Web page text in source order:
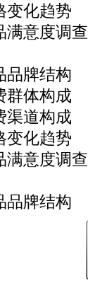
趋势
度调查
结构
构成
构成
趋势
度调查
结构